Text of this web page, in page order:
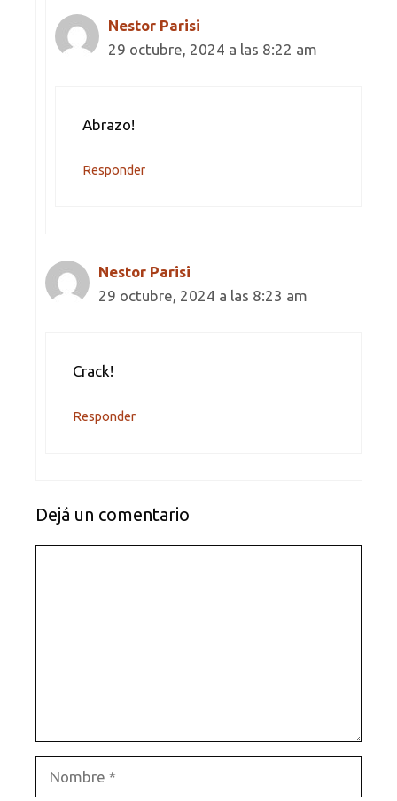
Nestor Parisi
29 octubre, 2024 a las 8:22 am
Abrazo!
Responder
Nestor Parisi
29 octubre, 2024 a las 8:23 am
Crack!
Responder
Dejá un comentario